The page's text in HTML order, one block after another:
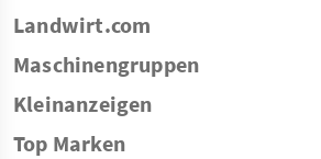
Landwirt.com
Maschinengruppen
Kleinanzeigen
Top Marken